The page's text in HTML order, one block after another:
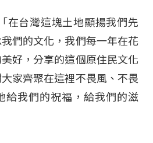
在台灣這塊土地顯揚我們先
們的文化，我們每一年在花
好，分享的這個原住民文化
家齊聚在這裡不畏風、不畏
給我們的祝福，給我們的滋